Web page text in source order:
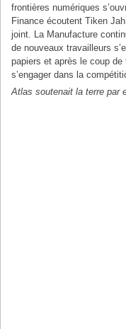
frontières numériques
Finance écoutent Tiken
joint. La Manufacture
de nouveaux travailleurs
papiers et après le coup de
s’engager dans la
Atlas soutenait la terre par